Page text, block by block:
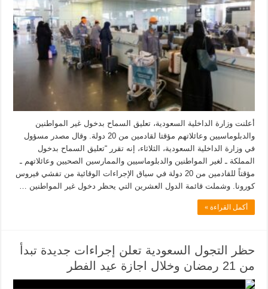
أعلنت وزارة الداخلية السعودية، تعليق السماح بدخول غير المواطنين
والدبلوماسيين وعائلاتهم مؤقتا لقادمين من 20 دولة. وقال مصدر مسؤول
في وزارة الداخلية السعودية، الثلاثاء، إنه تقرر “تعليق السماح بدخول
المملكة ـ لغير المواطنين والدبلوماسيين والممارسين الصحيين وعائلاتهم ـ
مؤقتاً للقادمين من 20 دولة في سياق الإجراءات الوقائية من تفشي فيروس
كورونا. وشملت قائمة الدول العشرين التي يحظر دخول غير المواطنين …
أكمل القراءة »
حظر التجول السعودية تعلن إجراءات جديدة تبدأ
من 21 رمضان وخلال اجازة عيد الفطر